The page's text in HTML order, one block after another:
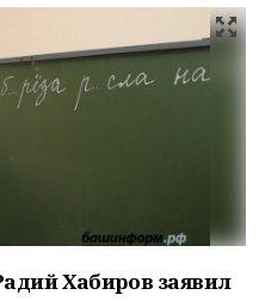
Хабиров заявил